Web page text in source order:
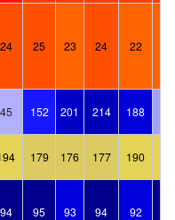
24 25 23 24 22
45 152 201 214 188
179 176 177 190
94 95 93 94 92